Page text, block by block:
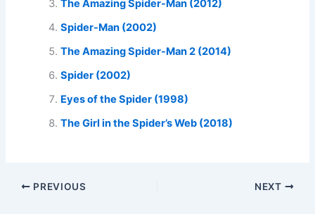
The Amazing Spider-Man (2012)
Spider-Man (2002)
The Amazing Spider-Man 2 (2014)
Spider (2002)
Eyes of the Spider (1998)
The Girl in the Spider’s Web (2018)
PREVIOUS NEXT